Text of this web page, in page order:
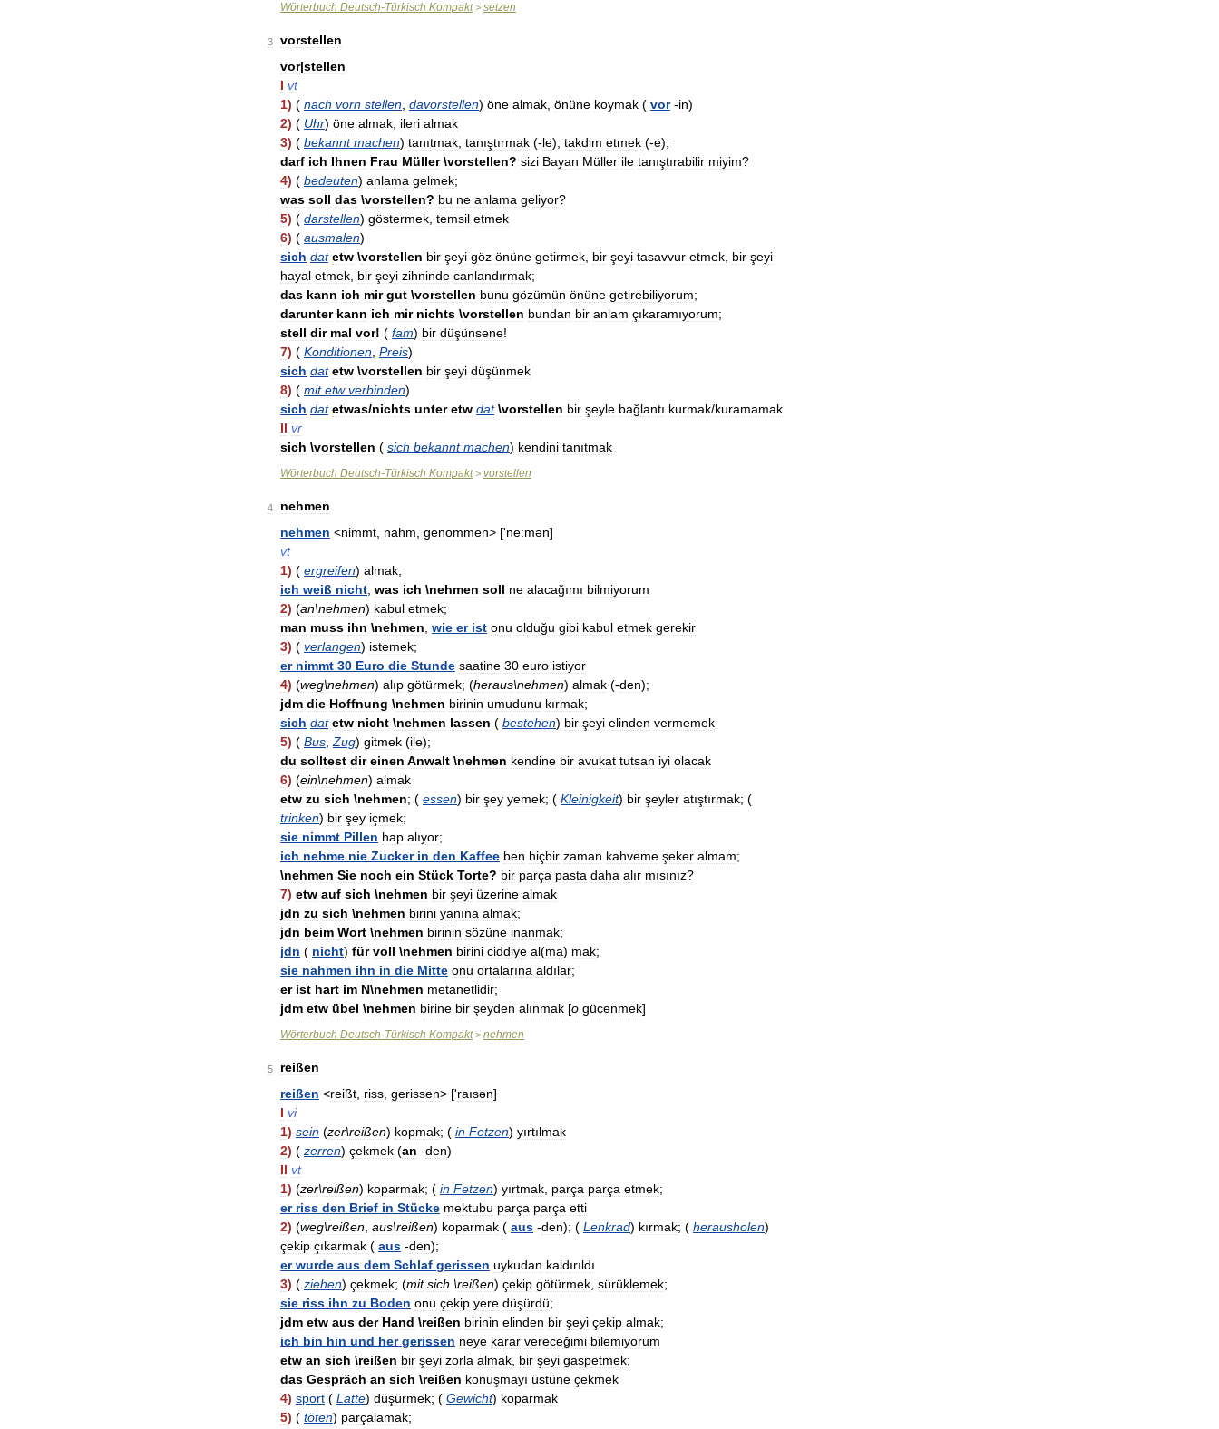
Wörterbuch Deutsch-Türkisch Kompakt> setzen
3
vorstellen
vor|stellen
I vt
1) ( nach vorn stellen davorstellen) öne almak önüne koymak ( vor-in)
2) ( Uhr) öne almak ileri almak
3) ( bekannt machen) tanıtmak tanıştırmak (-le), takdim etmek (-e);
darf ich Ihnen Frau Müller\vorstellen? sizi Bayan Müller ile tanıştırabilir miyim?
4) ( bedeuten) anlama gelmek;
was soll das \vorstellen? bu ne anlama geliyor?
5) ( darstellen) göstermek temsil etmek
6) ( ausmalen)
sich dat etw \vorstellen bir şeyi göz önüne getirmek bir şeyi tasavvur etmek bir şeyi
hayal etmek bir şeyi zihninde canlandırmak;
das kann ich mir gut \vorstellen bunu gözümün önüne getirebiliyorum;
darunter kann ich mir nichts \vorstellen bundan bir anlam çıkaramıyorum;
stell dir mal vor! ( fam) bir düşünsene!
7) ( Konditionen Preis)
sich dat etw \vorstellen bir şeyi düşünmek
8) ( mit etw verbinden)
sich dat etwas/nichts unter etw dat \vorstellen bir şeyle bağlantı kurmak/kuramamak
II vr
sich \vorstellen ( sich bekannt machen) kendini tanıtmak
Wörterbuch Deutsch-Türkisch Kompakt> vorstellen
4
nehmen
nehmen <nimmt nahm genommen> ['ne:mən]
vt
1) ( ergreifen) almak;
ich weiß nicht was ich \nehmen soll ne alacağımı bilmiyorum
2) (an\nehmen) kabul etmek;
man muss ihn \nehmen wie er ist onu olduğu gibi kabul etmek gerekir
3) ( verlangen) istemek;
er nimmt 30 Euro die Stunde saatine 30 euro istiyor
4) (weg\nehmen) alıp götürmek; (heraus\nehmen) almak (-den);
jdm die Hoffnung \nehmen birinin umudunu kırmak;
sich dat etw nicht \nehmen lassen ( bestehen) bir şeyi elinden vermemek
5) ( Bus Zug) gitmek (ile);
du solltest dir einen Anwalt \nehmen kendine bir avukat tutsan iyi olacak
6) (ein\nehmen) almak
etw zu sich \nehmen; ( essen) bir şey yemek; ( Kleinigkeit) bir şeyler atıştırmak; (
trinken) bir şey içmek;
sie nimmt Pillen hap alıyor;
ich nehme nie Zucker in den Kaffee ben hiçbir zaman kahveme şeker almam;
\nehmen Sie noch ein Stück Torte? bir parça pasta daha alır mısınız?
7) etw auf sich \nehmen bir şeyi üzerine almak
jdn zu sich \nehmen birini yanına almak;
jdn beim Wort \nehmen birinin sözüne inanmak;
jdn ( nicht) für voll \nehmen birini ciddiye al(ma) mak;
sie nahmen ihn in die Mitte onu ortalarına aldılar;
er ist hart im N\nehmen metanetlidir;
jdm etw übel \nehmen birine bir şeyden alınmak [o gücenmek]
Wörterbuch Deutsch-Türkisch Kompakt> nehmen
5
reißen
reißen <reißt riss gerissen> ['raısən]
I vi
1) sein (zer\reißen) kopmak; ( in Fetzen) yırtılmak
2) ( zerren) çekmek (an -den)
II vt
1) (zer\reißen) koparmak; ( in Fetzen) yırtmak parça parça etmek;
er riss den Brief in Stücke mektubu parça parça etti
2) (weg\reißen aus\reißen) koparmak ( aus -den); ( Lenkrad) kırmak; ( herausholen)
çekip çıkarmak ( aus -den);
er wurde aus dem Schlaf gerissen uykudan kaldırıldı
3) ( ziehen) çekmek; (mit sich \reißen) çekip götürmek sürüklemek;
sie riss ihn zu Boden onu çekip yere düşürdü;
jdm etw aus der Hand \reißen birinin elinden bir şeyi çekip almak;
ich bin hin und her gerissen neye karar vereceğimi bilemiyorum
etw an sich \reißen bir şeyi zorla almak bir şeyi gaspetmek;
das Gespräch an sich \reißen konuşmayı üstüne çekmek
4) sport ( Latte) düşürmek; ( Gewicht) koparmak
5) ( töten) parçalamak;